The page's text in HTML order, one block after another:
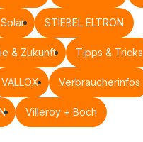
Solar STIEBEL ELTRON
& Zukunft Tipps & Tricks
VALLOX Verbraucherinfos
Villeroy + Boch